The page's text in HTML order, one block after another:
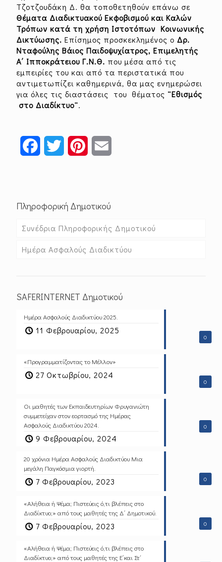
Τζοτζουδάκη Δ. θα τοποθετηθούν επάνω σε
Θέματα Διαδικτυακού Εκφοβισμού και Καλών
Τρόπων κατά τη χρήση Ιστοτόπων Κοινωνικής
Δικτύωσης. Επίσημος προσκεκλημένος ο Δρ.
Νταφούλης Βάιος Παιδοψυχίατρος, Επιμελητής
A΄ Ιπποκράτειου Γ.Ν.Θ. που μέσα από τις
εμπειρίες του και από τα περιστατικά που
αντιμετωπίζει καθημερινά, θα μας ενημερώσει
για όλες τις διαστάσεις του θέματος ¨Εθισμός
στο Διαδίκτυο¨.
FacebookTwitter Pinterest
Πληροφορική Δημοτικού
Συνέδρια Πληροφορικής Δημοτικού
Ημέρα Ασφαλούς Διαδικτύου
SAFERINTERNET Δημοτικού
0
Ημέρα Ασφαλούς Διαδικτύου 2025.
11 Φεβρουαρίου, 2025
0
«Προγραμματίζοντας το Μέλλον»
27 Οκτωβρίου, 2024
0
Οι μαθητές των Εκπαιδευτηρίων Φρυγανιώτη
συμμετείχαν στον εορτασμό της Ημέρας
Ασφαλούς Διαδικτύου 2024.
9 Φεβρουαρίου, 2024
0
20 χρόνια Ημέρα Ασφαλούς Διαδικτύου Μια
μεγάλη Παγκόσμια γιορτή.
7 Φεβρουαρίου, 2023
0
«Αλήθεια ή Ψέμα; Πιστεύεις ό,τι βλέπεις στο
Διαδίκτυο;» από τους μαθητές της Δ΄ Δημοτικού.
7 Φεβρουαρίου, 2023
«Αλήθεια ή Ψέμα; Πιστεύεις ό,τι βλέπεις στο
Διαδίκτυο;» από τους μαθητές της Ε΄και Στ΄